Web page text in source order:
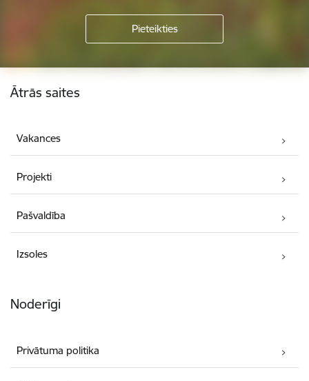
Kājene
Ātrās saites
Vakances
Projekti
Pašvaldība
Izsoles
Noderīgi
Privātuma politika